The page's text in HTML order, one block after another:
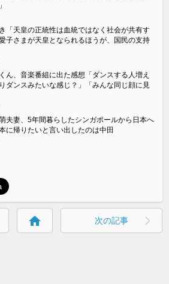
「天皇の正統性は血統ではなく社会が共有す
子さまが天皇となられるほうが、国民の支持
ん、音楽番組に出た感想「ダンスする人増え
ダンスみたいな感じ？」「みんな同じ顔に見
夫妻、5年間暮らしたシンガポールから日本へ
に帰りたいと言い出したのは中田
home 次の記事